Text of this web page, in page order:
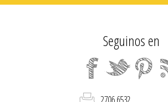
Seguinos en